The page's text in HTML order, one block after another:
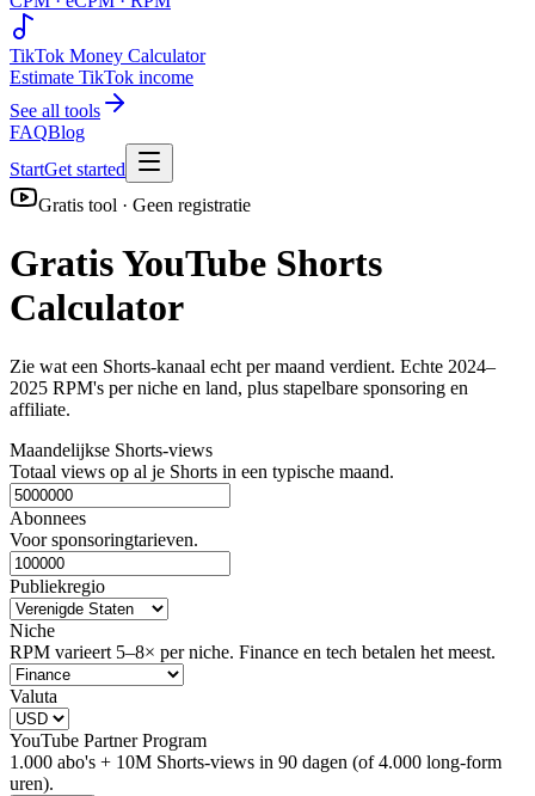
TikTok Money Calculator
Estimate TikTok income
See all tools
FAQBlog
StartGet started
Gratis tool · Geen registratie
Gratis YouTube Shorts
Calculator
Zie wat een Shorts-kanaal echt per maand verdient. Echte 2024–
2025 RPM's per niche en land, plus stapelbare sponsoring en
affiliate.
Maandelijkse Shorts-views
Totaal views op al je Shorts in een typische maand.
Abonnees
Voor sponsoringtarieven.
Publiekregio
Niche
RPM varieert 5–8× per niche. Finance en tech betalen het meest.
Valuta
YouTube Partner Program
1.000 abo's + 10M Shorts-views in 90 dagen (of 4.000 long-form
uren).